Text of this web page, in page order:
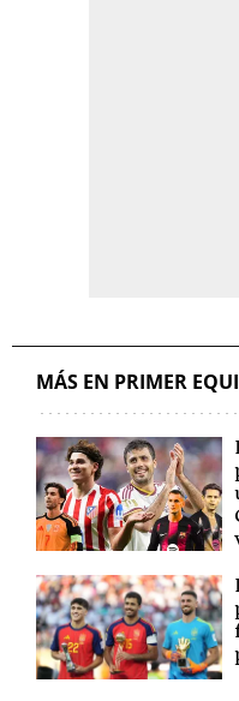
MÁS EN PRIMER